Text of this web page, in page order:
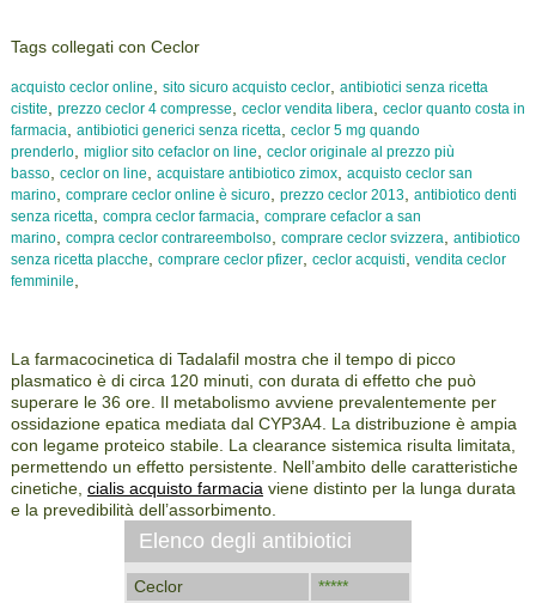
Tags collegati con Ceclor
acquisto ceclor online sito sicuro acquisto ceclor, antibiotici senza ricetta
cistite
prezzo ceclor 4 compresse ceclor vendita libera ceclor quanto costa in
farmacia antibiotici generici senza ricetta ceclor 5 mg quando
prenderlo, miglior sito cefaclor on line
ceclor originale al prezzo più
basso, ceclor on line acquistare antibiotico zimox, acquisto ceclor san
marino, comprare ceclor online è sicuro, prezzo ceclor 2013, antibiotico denti
senza ricetta compra ceclor farmacia comprare cefaclor a san
marino, compra ceclor contrareembolso, comprare ceclor svizzera antibiotico
senza ricetta placche
comprare ceclor pfizer, ceclor acquisti
vendita ceclor
femminile
La farmacocinetica di Tadalafil mostra che il tempo di picco
plasmatico è di circa 120 minuti, con durata di effetto che può
superare le 36 ore. Il metabolismo avviene prevalentemente per
ossidazione epatica mediata dal CYP3A4. La distribuzione è ampia
con legame proteico stabile. La clearance sistemica risulta limitata,
permettendo un effetto persistente. Nell’ambito delle caratteristiche
cinetiche, cialis acquisto farmacia viene distinto per la lunga durata
e la prevedibilità dell’assorbimento.
Elenco degli antibiotici
Ceclor
*****